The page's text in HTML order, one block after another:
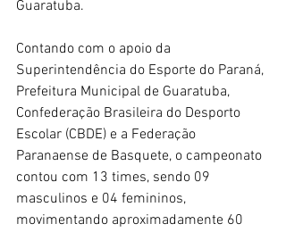
Guaratuba.
Contando com o apoio da
Superintendência do Esporte do Paraná,
Prefeitura Municipal de Guaratuba,
Confederação Brasileira do Desporto
Escolar (CBDE) e a Federação
Paranaense de Basquete, o campeonato
contou com 13 times, sendo 09
masculinos e 04 femininos,
movimentando aproximadamente 60